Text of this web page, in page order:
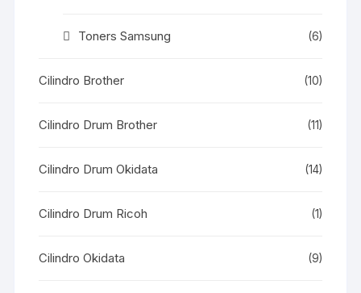
Toners Samsung (6)
Cilindro Brother (10)
Cilindro Drum Brother (11)
Cilindro Drum Okidata (14)
Cilindro Drum Ricoh (1)
Cilindro Okidata (9)